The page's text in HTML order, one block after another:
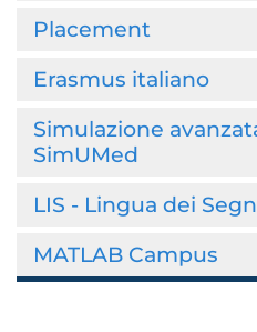
Placement
Erasmus italiano
Simulazione
SimUMed
LIS - Lingua dei
MATLAB Campus